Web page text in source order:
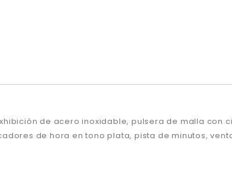
de acero inoxidable, pulsera de malla
de hora en tono plata, pista de minutos,